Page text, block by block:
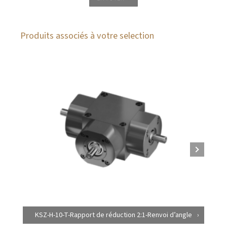
Produits associés à votre selection
KSZ-H-10-T-Rapport de réduction 2:1-Renvoi d’angle